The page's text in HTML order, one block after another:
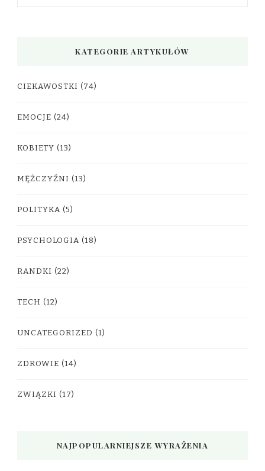
KATEGORIE ARTYKUŁÓW
CIEKAWOSTKI (74)
EMOCJE (24)
KOBIETY (13)
MĘŻCZYŹNI (13)
POLITYKA (5)
PSYCHOLOGIA (18)
RANDKI (22)
TECH (12)
UNCATEGORIZED (1)
ZDROWIE (14)
ZWIĄZKI (17)
NAJPOPULARNIEJSZE WYRAŻENIA